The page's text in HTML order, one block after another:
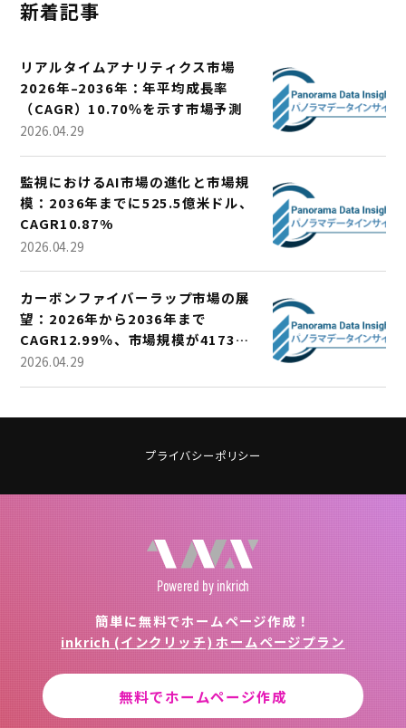
新着記事
リアルタイムアナリティクス市場
2026年–2036年：年平均成長率
（CAGR）10.70％を示す市場予測
2026.04.29
監視におけるAI市場の進化と市場規
模：2036年までに525.5億米ドル、
CAGR10.87%
2026.04.29
カーボンファイバーラップ市場の展
望：2026年から2036年まで
CAGR12.99％、市場規模が4173万
米ドルに成長
2026.04.29
プライバシーポリシー
Powered by inkrich
簡単に無料でホームページ作成！
inkrich (インクリッチ) ホームページプラン
無料でホームページ作成